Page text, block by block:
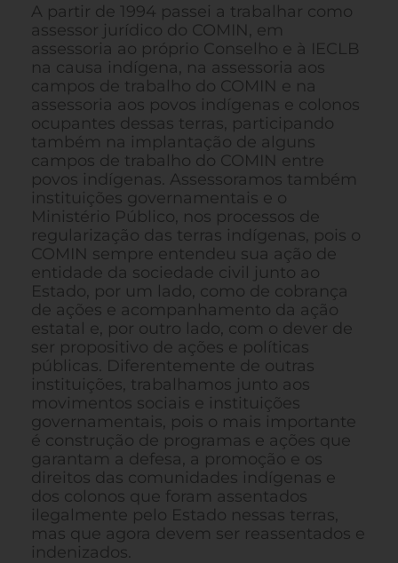
A partir de 1994 passei a trabalhar como
assessor jurídico do COMIN, em
assessoria ao próprio Conselho e à IECLB
na causa indígena, na assessoria aos
campos de trabalho do COMIN e na
assessoria aos povos indígenas e colonos
ocupantes dessas terras, participando
também na implantação de alguns
campos de trabalho do COMIN entre
povos indígenas. Assessoramos também
instituições governamentais e o
Ministério Público, nos processos de
regularização das terras indígenas, pois o
COMIN sempre entendeu sua ação de
entidade da sociedade civil junto ao
Estado, por um lado, como de cobrança
de ações e acompanhamento da ação
estatal e, por outro lado, com o dever de
ser propositivo de ações e políticas
públicas. Diferentemente de outras
instituições, trabalhamos junto aos
movimentos sociais e instituições
governamentais, pois o mais importante
é construção de programas e ações que
garantam a defesa, a promoção e os
direitos das comunidades indígenas e
dos colonos que foram assentados
ilegalmente pelo Estado nessas terras,
mas que agora devem ser reassentados e
indenizados.